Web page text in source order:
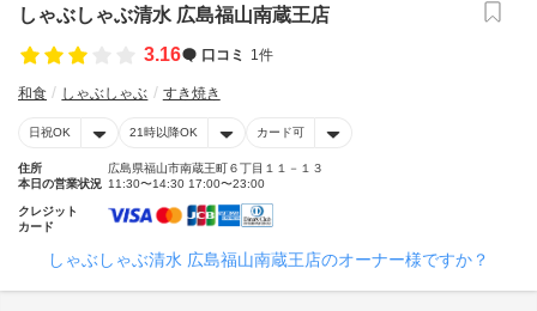
しゃぶしゃぶ清水 広島福山南蔵王店
3.16
口コミ 1件
和食 しゃぶしゃぶ すき焼き
日祝OK 21時以降OK カード可
住所
広島県福山市南蔵王町６丁目１１－１３
本日の営業状況 11:30〜14:30 17:00〜23:00
クレジット
カード
しゃぶしゃぶ清水 広島福山南蔵王店のオーナー様ですか？